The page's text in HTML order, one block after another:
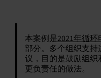
本案例是2021年循环
部分。多个组织支持
议，目的是鼓励组
更负责任的做法。